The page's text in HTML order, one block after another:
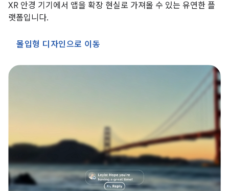
XR 안경 기기에서 앱을 확장 현실로 가져올 수 있는 유연한 플
랫폼입니다.
몰입형 디자인으로 이동